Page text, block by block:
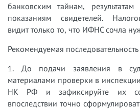
банковским тайнам,
показаниям свидетелей.
видит только то, что ИФНС сочла
Рекомендуемая
1. До подачи заявления в
материалами проверки в
НК РФ и зафиксируйте их
впоследствии точно